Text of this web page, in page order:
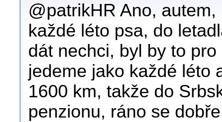
@patrikHR Ano,
každé léto psa, do
dát nechci, byl by to
jedeme jako každé léto
1600 km, takže do
penzionu, ráno se